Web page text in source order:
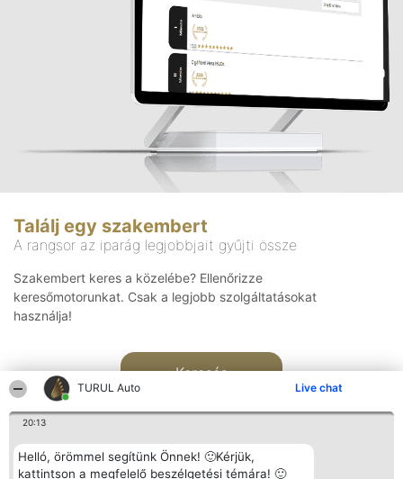
TURUL Auto Live chat
20:13
Helló, örömmel segítünk Önnek! 🙂Kérjük,
kattintson a megfelelő beszélgetési témára! 🙂
Találj egy szakembert
A rangsor az iparág legjobbjait gyűjti össze
Szakembert keres a közelébe? Ellenőrizze
keresőmotorunkat. Csak a legjobb szolgáltatásokat
használja!
Keresés